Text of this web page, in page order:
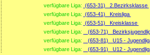
verfügbare Liga: (653-31) 2.Bezirksklasse
verfügbare Liga: (653-41) Kreisliga
verfügbare Liga: (653-51) Kreisklasse
verfügbare Liga:
(653-71)
verfügbare Liga:
(653-81) U15 -
verfügbare Liga:
(653-91) U12 -